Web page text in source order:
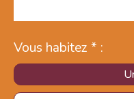
Vous habitez * :